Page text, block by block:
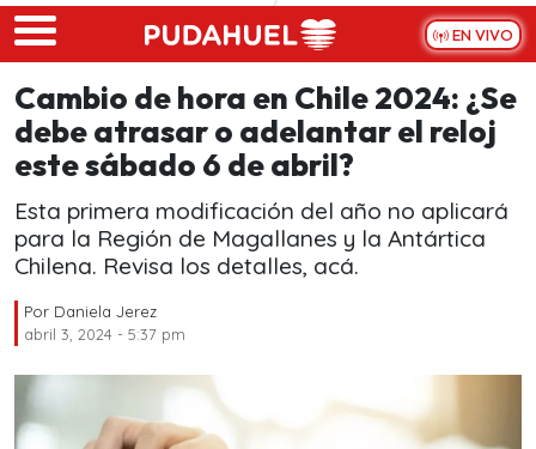
Skip to main content
EN VIVO
Cambio de hora en Chile 2024: ¿Se
debe atrasar o adelantar el reloj
este sábado 6 de abril?
Esta primera modificación del año no aplicará
para la Región de Magallanes y la Antártica
Chilena. Revisa los detalles, acá.
Por Daniela Jerez
abril 3, 2024 - 5:37 pm